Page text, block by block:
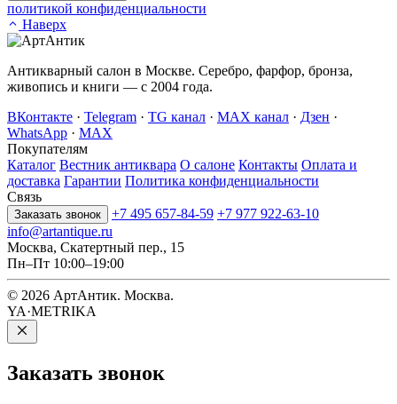
политикой конфиденциальности
Наверх
Антикварный салон в Москве. Серебро, фарфор, бронза,
живопись и книги — с 2004 года.
ВКонтакте · Telegram · TG канал · MAX канал · Дзен ·
WhatsApp · MAX
Покупателям
Каталог Вестник антиквара О салоне Контакты Оплата и
доставка Гарантии Политика конфиденциальности
Связь
Заказать звонок +7 495 657-84-59 +7 977 922-63-10
info@artantique.ru
Москва, Скатертный пер., 15
Пн–Пт 10:00–19:00
© 2026 АртАнтик. Москва.
YA·METRIKA
Заказать звонок